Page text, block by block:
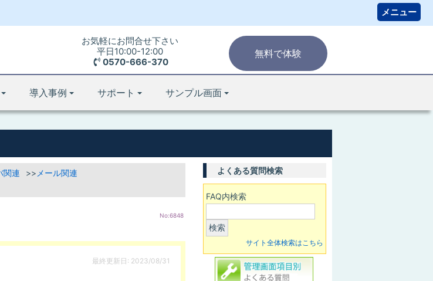
無料で体験
お気軽にお問合せ下さい
平日10:00-12:00
0570-666-370
導入事例 サポート サンプル画面
関連
メール関連
No:6848
最終更新日: 2023/08/31
よくある質問検索
FAQ内検索
検索
サイト全体検索はこちら